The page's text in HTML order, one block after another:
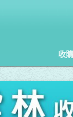
收